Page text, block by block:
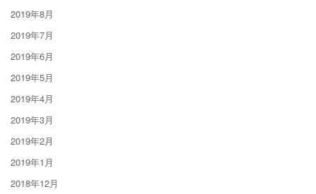
2019年8月
2019年7月
2019年6月
2019年5月
2019年4月
2019年3月
2019年2月
2019年1月
2018年12月